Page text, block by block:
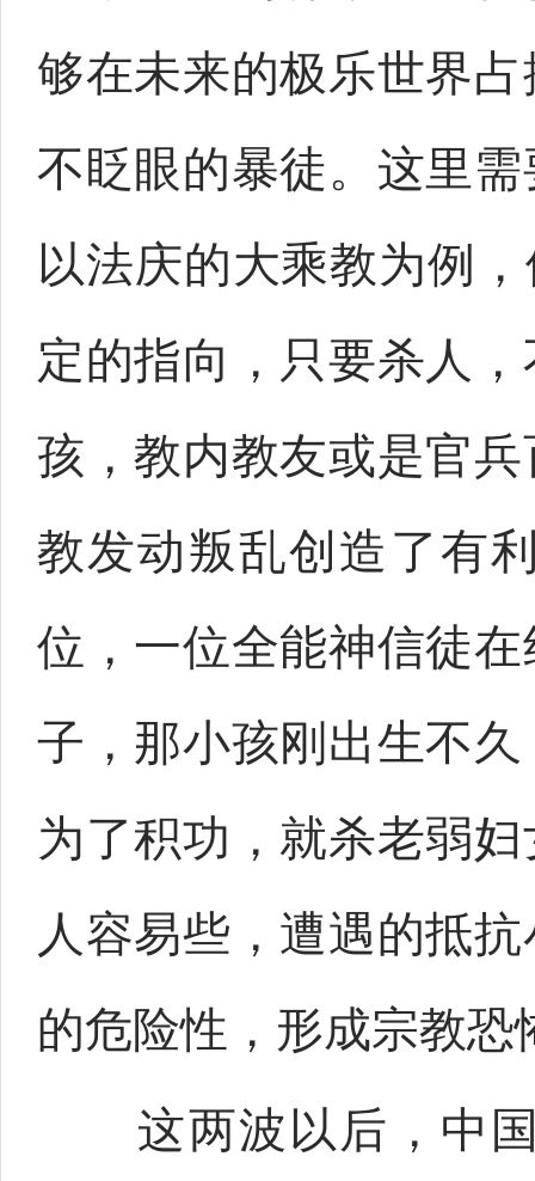
够在未来的极乐世界
不眨眼的暴徒。这里
以法庆的大乘教为例
定的指向，只要杀人
孩，教内教友或是官
教发动叛乱创造了有
位，一位全能神信徒
子，那小孩刚出生不
为了积功，就杀老弱
人容易些，遭遇的抵
的危险性，形成宗教恐
这两波以后，中国